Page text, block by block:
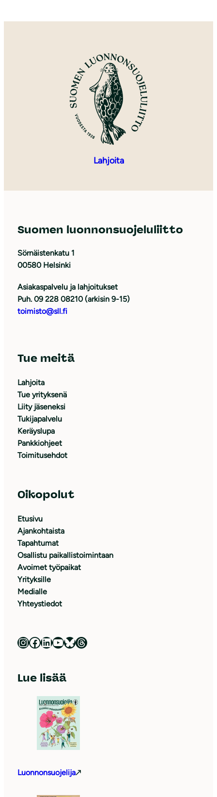
Lahjoita
Suomen luonnonsuojeluliitto
Sörnäistenkatu 1
00580 Helsinki
Asiakaspalvelu ja lahjoitukset
Puh. 09 228 08210 (arkisin 9-15)
toimisto@sll.fi
Tue meitä
Lahjoita
Tue yrityksenä
Liity jäseneksi
Tukijapalvelu
Keräyslupa
Pankkiohjeet
Toimitusehdot
Oikopolut
Etusivu
Ajankohtaista
Tapahtumat
Osallistu paikallistoimintaan
Avoimet työpaikat
Yrityksille
Medialle
Yhteystiedot
Luonnonsuojeluliitto Instagramissa Luonnonsuojeluliitto Facebookissa Luonnonsuojeluliitto LinkedInissä Luonnonsuojeluliiton YouTube-kanava Luonnonsuojeluliitto Blueskyssa Luonnonsuojeluliitto Threadsissa
Lue lisää
Luonnonsuojelija